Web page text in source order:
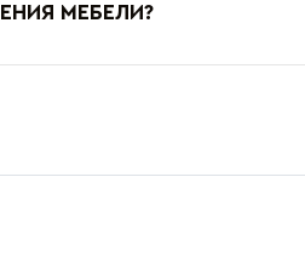
МЕБЕЛИ?